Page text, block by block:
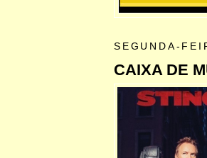
SEGUNDA-
CAIXA DE